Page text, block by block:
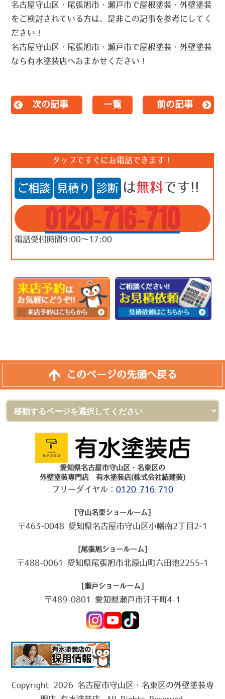
名古屋守山区・尾張旭市・瀬戸市で屋根塗装・外壁塗装
をご検討されている方は、是非この記事を参考にしてく
ださい！
名古屋守山区・尾張旭市・瀬戸市で屋根塗装・外壁塗装
なら有水塗装店へおまかせください！
次の記事 一覧 前の記事
タップですぐにお電話できます！
ご相談 見積り 診断 は無料です!!
0120-716-710
電話受付時間9:00～17:00
このページの先頭へ戻る
愛知県名古屋市守山区・名東区の
外壁塗装専門店 有水塗装店(株式会社結建装)
フリーダイヤル： 0120-716-710
[守山名東ショールーム]
〒463-0048 愛知県名古屋市守山区小幡南2丁目2-1
[尾張旭ショールーム]
〒488-0061 愛知県尾張旭市北原山町六田池2255-1
[瀬戸ショールーム]
〒489-0801 愛知県瀬戸市汗干町4-1
Copyright 2026 名古屋市守山区・名東区の外壁塗装専